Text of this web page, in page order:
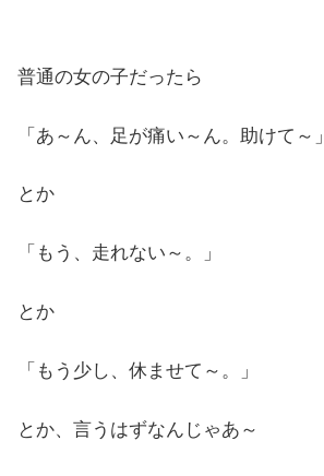
普通の女の子だったら
「あ～ん、足が痛い～ん。助けて～」
とか
「もう、走れない～。」
とか
「もう少し、休ませて～。」
とか、言うはずなんじゃあ～